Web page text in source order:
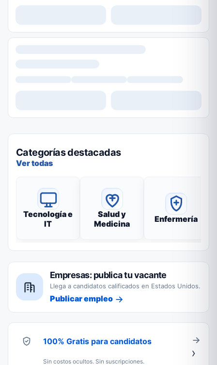
Categorías destacadas
Ver todas
Tecnología e
IT
Salud y
Medicina
Enfermería
Empresas: publica tu vacante
Llega a candidatos calificados en Estados Unidos.
Publicar empleo
100% Gratis para candidatos
Sin costos ocultos. Sin suscripciones.